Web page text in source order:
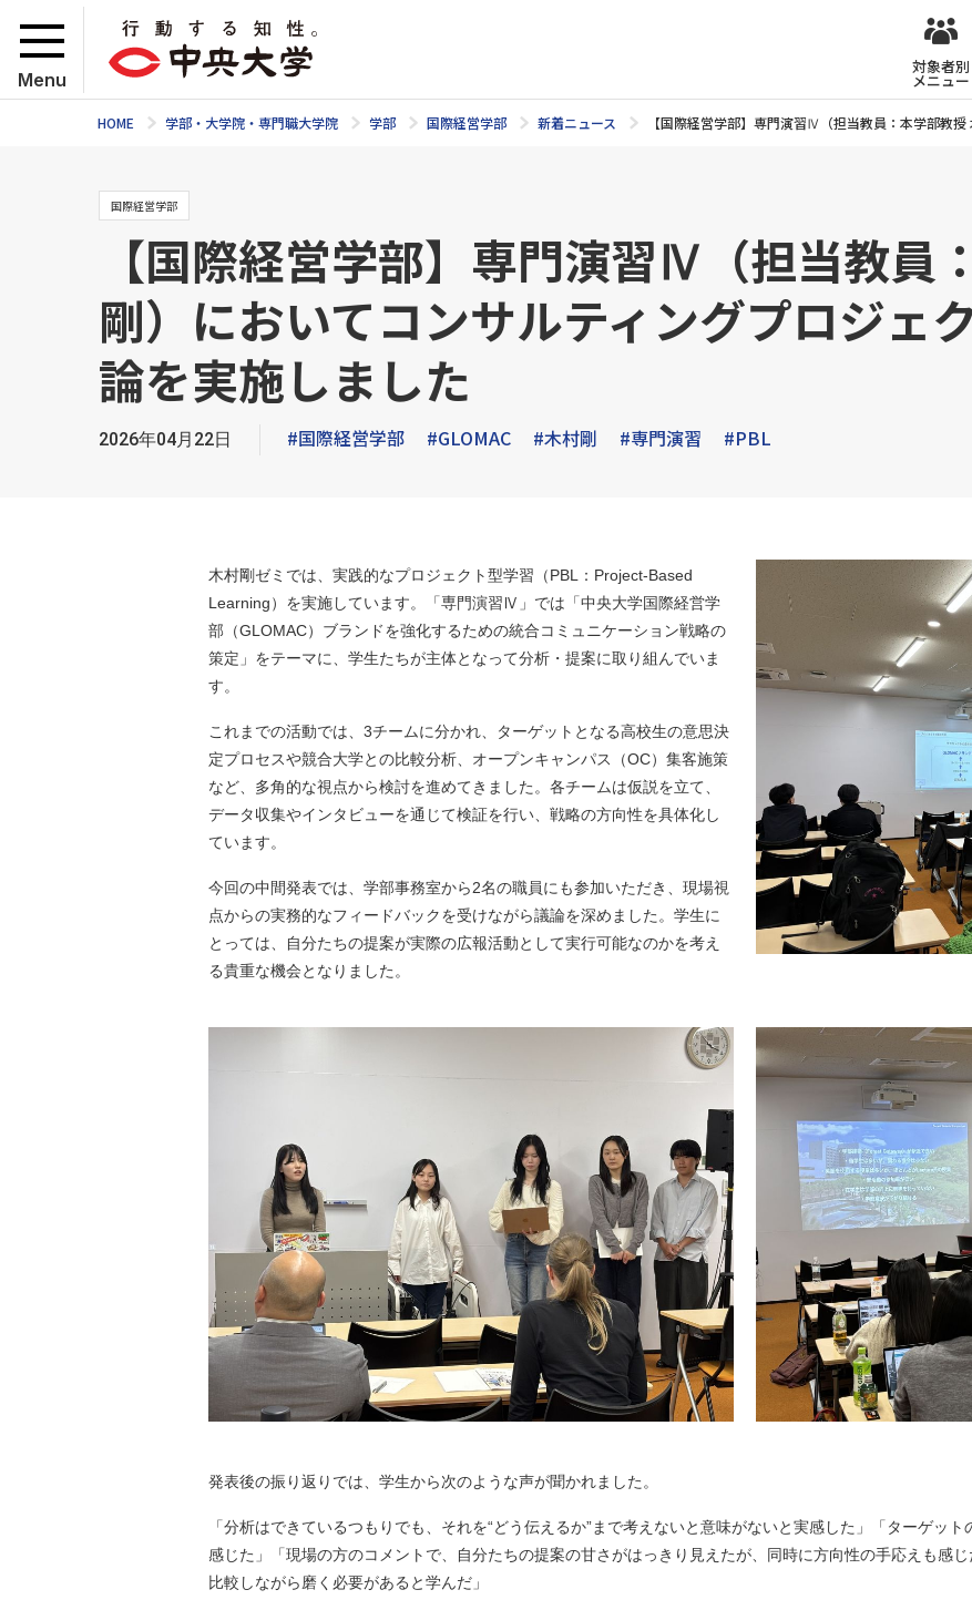
Menu
対象者別
メニュー
HOME 学部・大学院・専門職大学院 学部 国際経営学部 新着ニュース 【国際経営学部】専門演習Ⅳ（担当教員：本学部教
国際経営学部
【国際経営学部】専門演習Ⅳ（担当教員
剛）においてコンサルティングプロジェ
論を実施しました
2026年04月22日 #国際経営学部 #GLOMAC #木村剛 #専門演習 #PBL
木村剛ゼミでは、実践的なプロジェクト型学習（PBL：Project-Based
Learning）を実施しています。「専門演習Ⅳ」では「中央大学国際経営学
部（GLOMAC）ブランドを強化するための統合コミュニケーション戦略の
策定」をテーマに、学生たちが主体となって分析・提案に取り組んでいま
す。
これまでの活動では、3チームに分かれ、ターゲットとなる高校生の意思決
定プロセスや競合大学との比較分析、オープンキャンパス（OC）集客施策
など、多角的な視点から検討を進めてきました。各チームは仮説を立て、
データ収集やインタビューを通じて検証を行い、戦略の方向性を具体化し
ています。
今回の中間発表では、学部事務室から2名の職員にも参加いただき、現場視
点からの実務的なフィードバックを受けながら議論を深めました。学生に
とっては、自分たちの提案が実際の広報活動として実行可能なのかを考え
る貴重な機会となりました。
発表後の振り返りでは、学生から次のような声が聞かれました。
「分析はできているつもりでも、それを“どう伝えるか”まで考えないと意味がないと実感した」「ターゲッ
感じた」「現場の方のコメントで、自分たちの提案の甘さがはっきり見えたが、同時に方向性の手応えも感
比較しながら磨く必要があると学んだ」